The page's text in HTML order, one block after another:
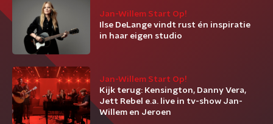
Jan-Willem Start Op!
Ilse DeLange vindt rust én inspiratie
in haar eigen studio
Jan-Willem Start Op!
Kijk terug: Kensington, Danny Vera,
Jett Rebel e.a. live in tv-show Jan-
Willem en Jeroen